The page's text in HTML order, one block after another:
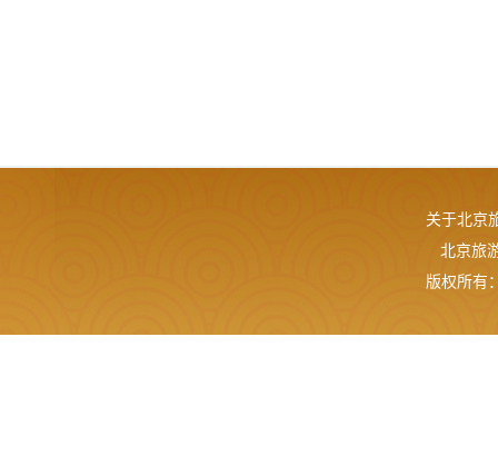
关于北京
北京旅
版权所有